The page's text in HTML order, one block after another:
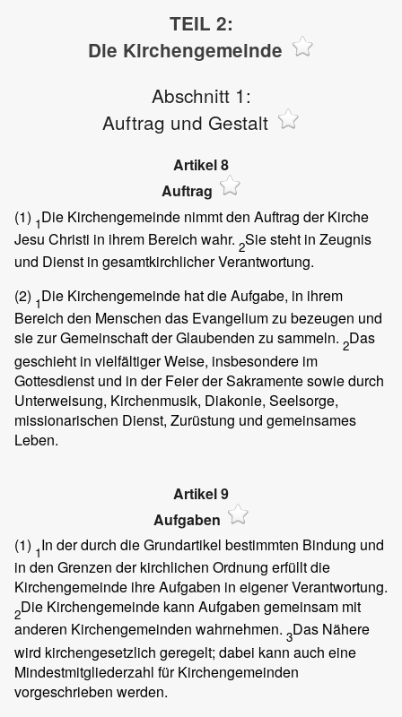
TEIL 2:
Die Kirchengemeinde
Abschnitt 1:
Auftrag und Gestalt
Artikel 8
Auftrag
(1) 1Die Kirchengemeinde nimmt den Auftrag der Kirche
Jesu Christi in ihrem Bereich wahr. 2Sie steht in Zeugnis
und Dienst in gesamtkirchlicher Verantwortung.
(2) 1Die Kirchengemeinde hat die Aufgabe, in ihrem
Bereich den Menschen das Evangelium zu bezeugen und
sie zur Gemeinschaft der Glaubenden zu sammeln. 2Das
geschieht in vielfältiger Weise, insbesondere im
Gottesdienst und in der Feier der Sakramente sowie durch
Unterweisung, Kirchenmusik, Diakonie, Seelsorge,
missionarischen Dienst, Zurüstung und gemeinsames
Leben.
Artikel 9
Aufgaben
(1) 1In der durch die Grundartikel bestimmten Bindung und
in den Grenzen der kirchlichen Ordnung erfüllt die
Kirchengemeinde ihre Aufgaben in eigener Verantwortung.
2Die Kirchengemeinde kann Aufgaben gemeinsam mit
anderen Kirchengemeinden wahrnehmen. 3Das Nähere
wird kirchengesetzlich geregelt; dabei kann auch eine
Mindestmitgliederzahl für Kirchengemeinden
vorgeschrieben werden.